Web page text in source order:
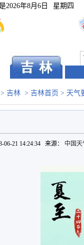
2026年8月6日 星期四
> 吉林 > 吉林首页 > 天气
06-21 14:24:34 来源： 中国